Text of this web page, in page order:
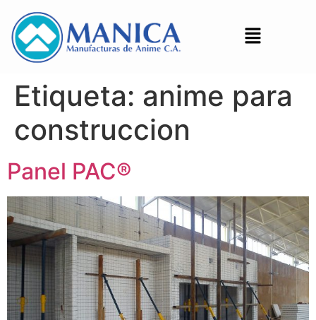
Etiqueta: anime para
construccion
Panel PAC®